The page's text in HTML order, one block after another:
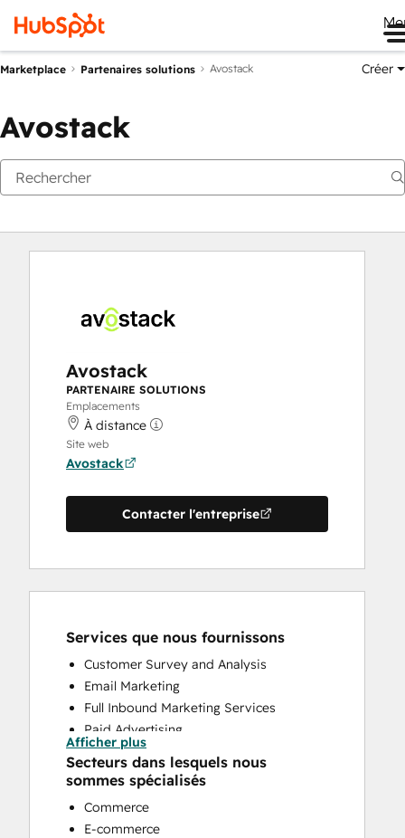
Marketplace Partenaires solutions Avostack Créer
Avostack
Avostack
PARTENAIRE SOLUTIONS
Emplacements
À distance
Site web
Avostack
Contacter l'entreprise
Services que nous fournissons
Customer Survey and Analysis
Email Marketing
Full Inbound Marketing Services
Paid Advertising
Search Engine Optimization
Social Media
Website Design
Website Development
Afficher plus
Secteurs dans lesquels nous
sommes spécialisés
Commerce
E-commerce